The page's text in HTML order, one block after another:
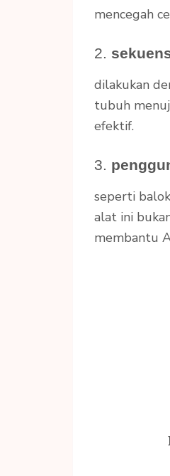
mencegah
2.
dilakukan
tubuh
efektif.
3.
seperti
alat ini
membantu